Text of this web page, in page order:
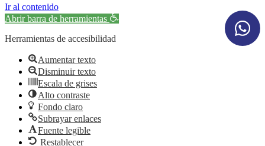
Ir al contenido
Abrir barra de herramientas
Herramientas de accesibilidad
Aumentar texto
Disminuir texto
Escala de grises
Alto contraste
Fondo claro
Subrayar enlaces
Fuente legible
Restablecer